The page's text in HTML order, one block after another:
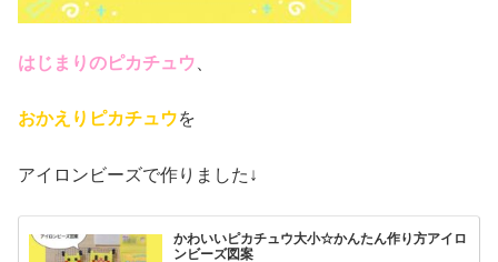
はじまりのピカチュウ
おかえりピカチュウを
アイロンビーズで作りました↓
かわいいピカチュウ大小☆かんたん作り方アイロ
ンビーズ図案